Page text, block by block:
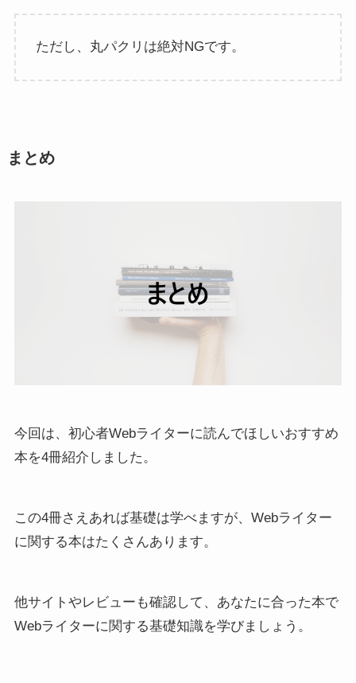
ただし、丸パクリは絶対NGです。
まとめ
今回は、初心者Webライターに読んでほしいおすすめ
本を4冊紹介しました。
この4冊さえあれば基礎は学べますが、Webライター
に関する本はたくさんあります。
他サイトやレビューも確認して、あなたに合った本で
Webライターに関する基礎知識を学びましょう。